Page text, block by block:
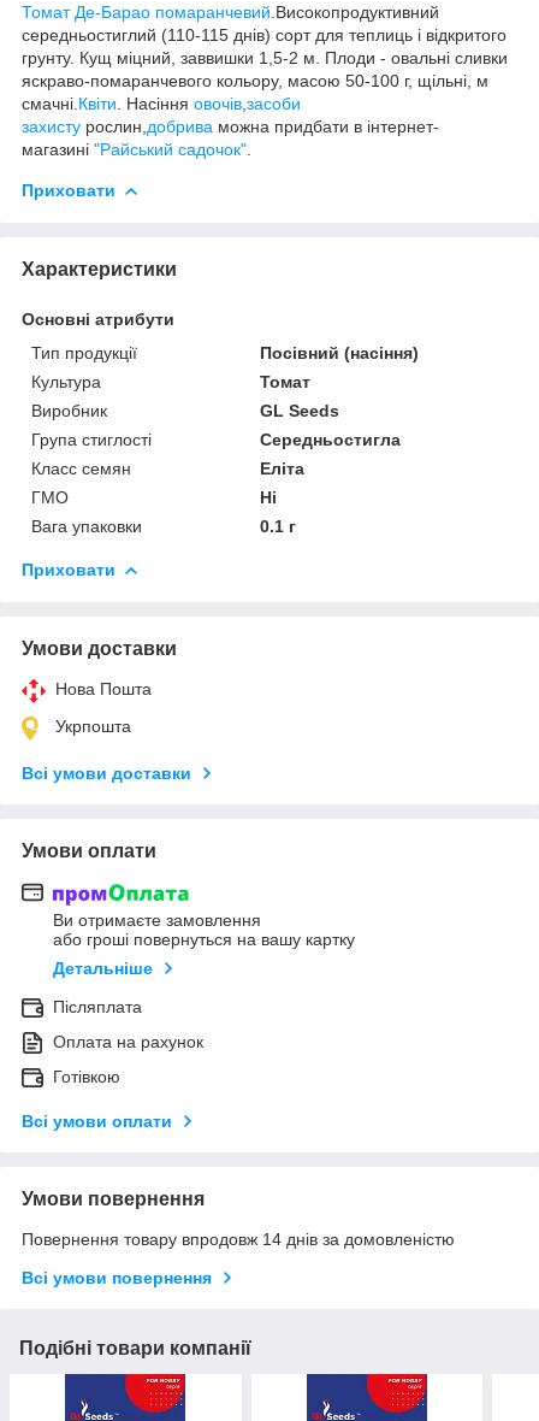
Томат Де-Барао помаранчевий .Високопродуктивний
середньостиглий (110-115 днів) сорт для теплиць і відкритого
грунту. Кущ міцний, заввишки 1,5-2 м. Плоди - овальні сливки
яскраво-помаранчевого кольору, масою 50-100 г, щільні, м
смачні. Квіти . Насіння овочів засоби
захисту рослин, добрива можна придбати в інтернет-
магазині "Райський садочок"
Приховати
Характеристики
Основні атрибути
Тип продукції
Посівний (насіння)
Культура
Томат
Виробник
GL Seeds
Група стиглості
Середньостигла
Класс семян
Еліта
ГМО
Ні
Вага упаковки
0.1 г
Приховати
Умови доставки
Нова Пошта
Укрпошта
Всі умови доставки
Умови оплати
Ви отримаєте замовлення
або гроші повернуться на вашу картку
Детальніше
Післяплата
Оплата на рахунок
Готівкою
Всі умови оплати
Умови повернення
Повернення товару впродовж 14 днів за домовленістю
Всі умови повернення
Подібні товари компанії